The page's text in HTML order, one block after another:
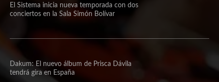
El Sistema inicia nueva temporada con dos
conciertos en la Sala Simón Bolívar
Dakum: El nuevo álbum de Prisca Dávila
tendrá gira en España